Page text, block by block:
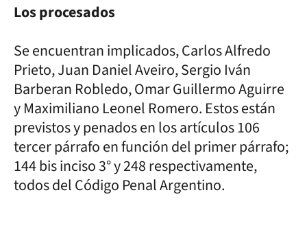
Los procesados
Se encuentran implicados, Carlos Alfredo
Prieto, Juan Daniel Aveiro, Sergio Iván
Barberan Robledo, Omar Guillermo Aguirre
y Maximiliano Leonel Romero. Estos están
previstos y penados en los artículos 106
tercer párrafo en función del primer párrafo;
144 bis inciso 3° y 248 respectivamente,
todos del Código Penal Argentino.